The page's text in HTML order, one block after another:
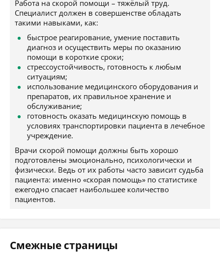
Работа на скорой помощи – тяжёлый труд.
Специалист должен в совершенстве обладать
такими навыками, как:
быстрое реагирование, умение поставить
диагноз и осуществить меры по оказанию
помощи в короткие сроки;
стрессоустойчивость, готовность к любым
ситуациям;
использование медицинского оборудования и
препаратов, их правильное хранение и
обслуживание;
готовность оказать медицинскую помощь в
условиях транспортировки пациента в лечебное
учреждение.
Врачи скорой помощи должны быть хорошо
подготовлены эмоционально, психологически и
физически. Ведь от их работы часто зависит судьба
пациента: именно «скорая помощь» по статистике
ежегодно спасает наибольшее количество
пациентов.
Смежные страницы